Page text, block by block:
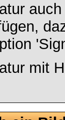
mit